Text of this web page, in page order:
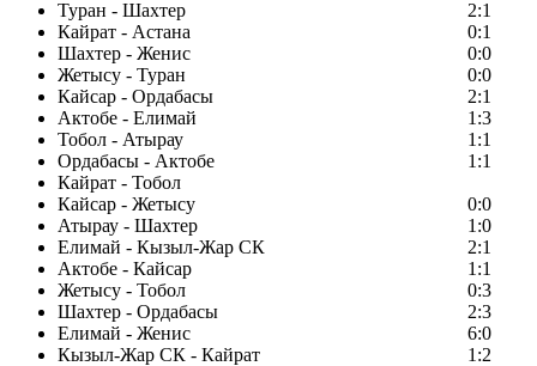
Туран - Шахтер
2:1
Кайрат - Астана
0:1
Шахтер - Женис
0:0
Жетысу - Туран
0:0
Кайсар - Ордабасы
2:1
Актобе - Елимай
1:3
Тобол - Атырау
1:1
Ордабасы - Актобе
1:1
Кайрат - Тобол
Кайсар - Жетысу
0:0
Атырау - Шахтер
1:0
Елимай - Кызыл-Жар СК
2:1
Актобе - Кайсар
1:1
Жетысу - Тобол
0:3
Шахтер - Ордабасы
2:3
Елимай - Женис
6:0
Кызыл-Жар СК - Кайрат
1:2